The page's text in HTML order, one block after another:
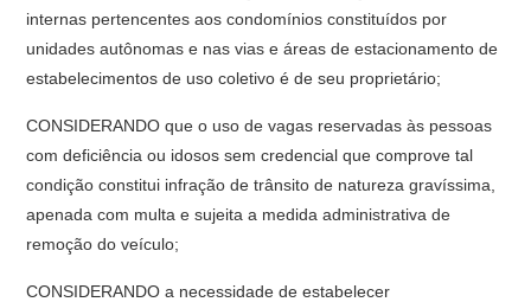
internas pertencentes aos condomínios constituídos por
unidades autônomas e nas vias e áreas de estacionamento de
estabelecimentos de uso coletivo é de seu proprietário;
CONSIDERANDO que o uso de vagas reservadas às pessoas
com deficiência ou idosos sem credencial que comprove tal
condição constitui infração de trânsito de natureza gravíssima,
apenada com multa e sujeita a medida administrativa de
remoção do veículo;
CONSIDERANDO a necessidade de estabelecer